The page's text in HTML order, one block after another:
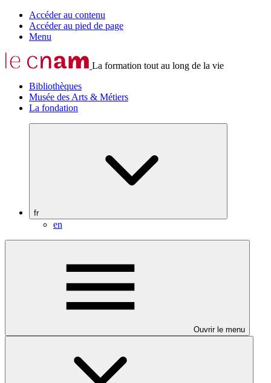
Accéder au contenu
Accéder au pied de page
Menu
La formation tout au long de la vie
Bibliothèques
Musée des Arts & Métiers
La fondation
fr
en
Ouvrir le menu